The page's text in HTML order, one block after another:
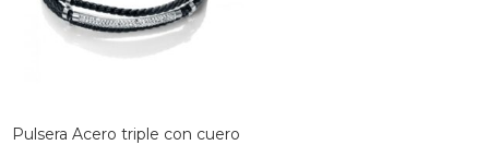
Pulsera Acero triple con cuero